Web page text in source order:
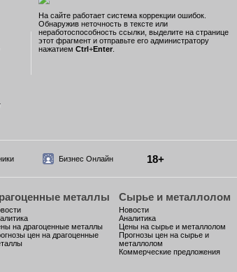
На сайте работает система коррекции ошибок.
Обнаружив неточность в тексте или
неработоспособность ссылки, выделите на странице
этот фрагмент и отправьте его администратору
нажатием Ctrl+Enter
Бизнес Онлайн 18+
металлы
на драгоценные металлы
цен на драгоценные
Сырье и металлолом
Новости
Аналитика
Цены на сырье и металлолом
Прогнозы цен на сырье и
металлолом
Коммерческие предложения